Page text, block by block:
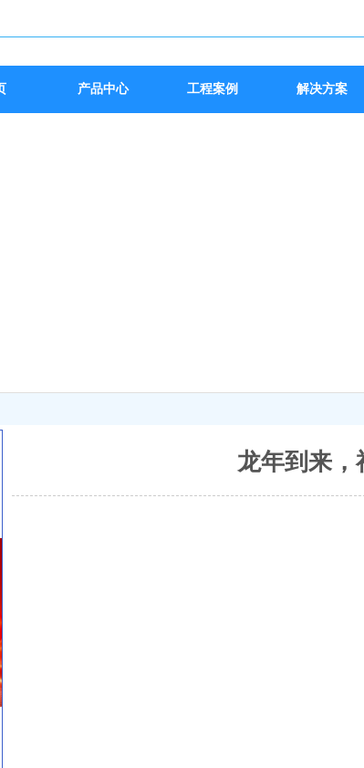
产品中心 工程案例 解决方案
龙年到来，